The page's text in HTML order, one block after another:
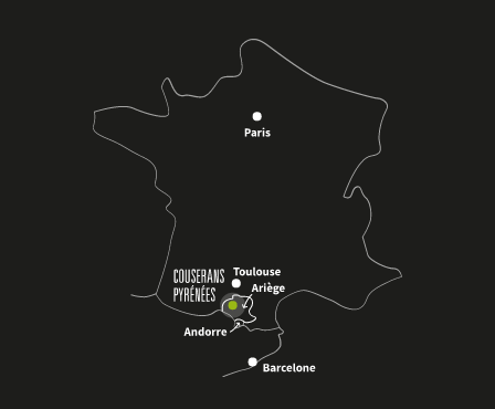
Sentier de Paouet
SAINTE-CROIX-VOLVESTRE